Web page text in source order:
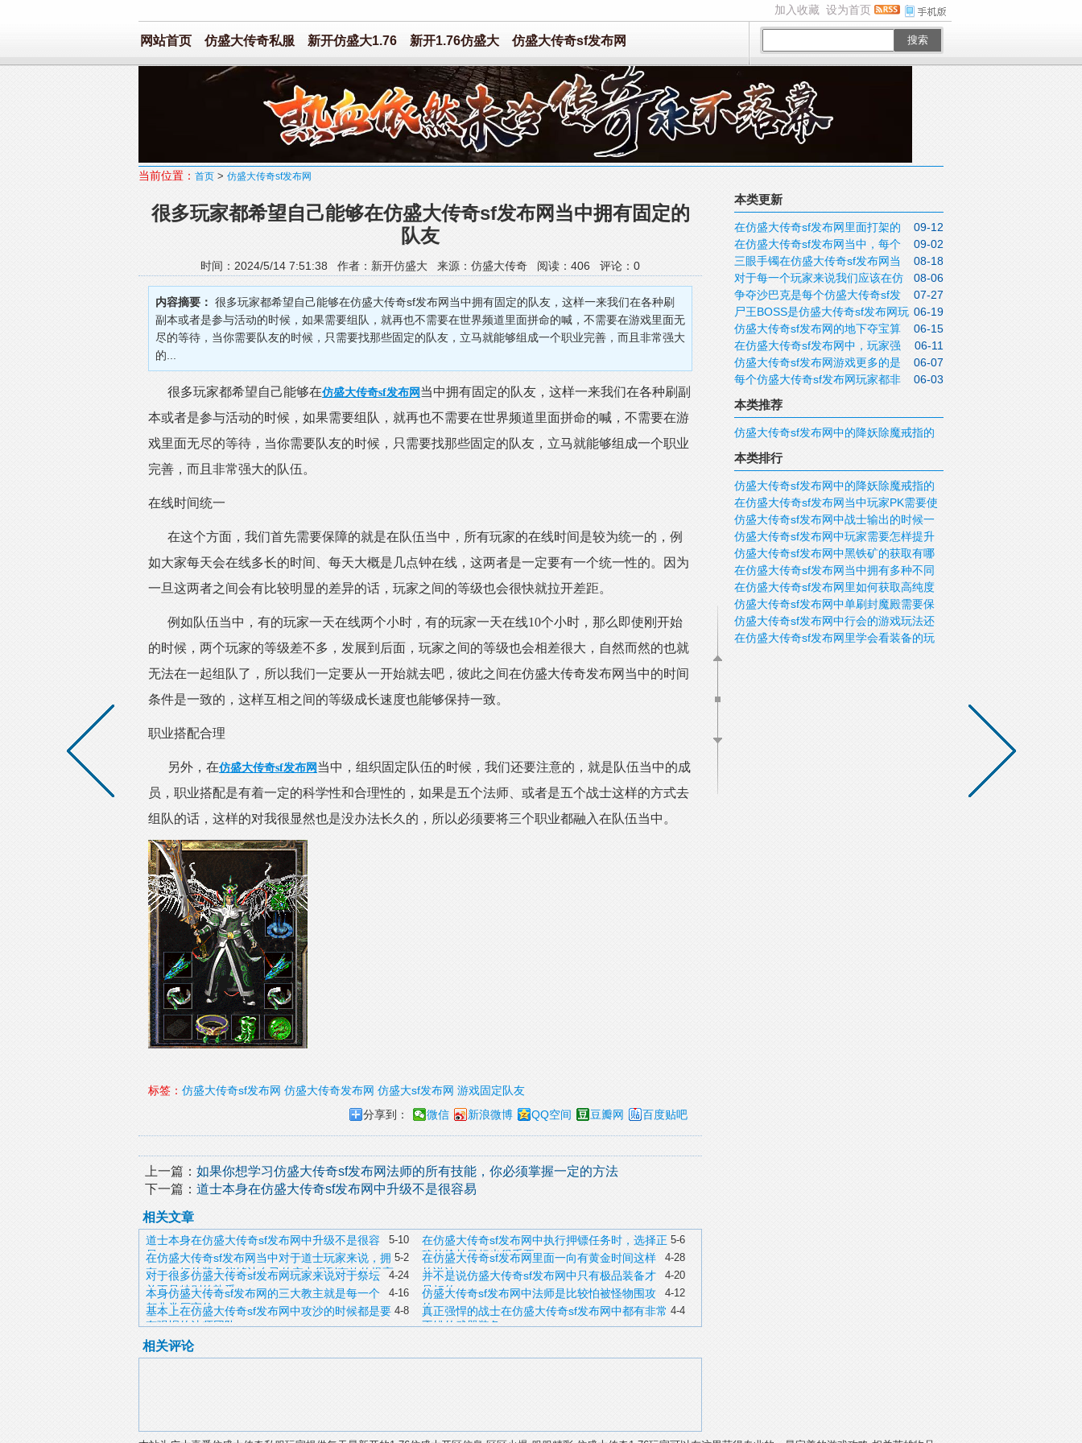
加入收藏 设为首页
搜索
网站首页 仿盛大传奇私服 新开仿盛大1.76 新开1.76仿盛大 仿盛大传奇sf发布网
当前位置： 首页 > 仿盛大传奇sf发布网
很多玩家都希望自己能够在仿盛大传奇sf发布网当中拥有固定的
队友
时间：2024/5/14 7:51:38 作者：新开仿盛大 来源：仿盛大传奇 阅读： 406 评论： 0
内容摘要： 很多玩家都希望自己能够在仿盛大传奇sf发布网当中拥有固定的队友，这样一来我们在各种刷
副本或者是参与活动的时候，如果需要组队，就再也不需要在世界频道里面拼命的喊，不需要在游戏里面无
尽的等待，当你需要队友的时候，只需要找那些固定的队友，立马就能够组成一个职业完善，而且非常强大
的...
很多玩家都希望自己能够在仿盛大传奇sf发布网 当中拥有固定的队友，这样一来我们在各种刷副
本或者是参与活动的时候，如果需要组队，就再也不需要在世界频道里面拼命的喊，不需要在游
戏里面无尽的等待，当你需要队友的时候，只需要找那些固定的队友，立马就能够组成一个职业
完善，而且非常强大的队伍。
在线时间统一
在这个方面，我们首先需要保障的就是在队伍当中，所有玩家的在线时间是较为统一的，例
如大家每天会在线多长的时间、每天大概是几点钟在线，这两者是一定要有一个统一性的。因为
一旦这两者之间会有比较明显的差异的话，玩家之间的等级也会很快就拉开差距。
例如队伍当中，有的玩家一天在线两个小时，有的玩家一天在线10个小时，那么即使刚开始
的时候，两个玩家的等级差不多，发展到后面，玩家之间的等级也会相差很大，自然而然的也就
无法在一起组队了，所以我们一定要从一开始就去吧，彼此之间在仿盛大传奇发布网 当中的时间
条件是一致的，这样互相之间的等级成长速度也能够保持一致。
职业搭配合理
另外，在仿盛大传奇sf发布网 当中，组织固定队伍的时候，我们还要注意的，就是队伍当中的成
员，职业搭配是有着一定的科学性和合理性的，如果是五个法师、或者是五个战士这样的方式去
组队的话，这样的对我很显然也是没办法长久的，所以必须要将三个职业都融入在队伍当中。
标签： 仿盛大传奇sf发布网 仿盛大传奇发布网 仿盛大sf发布网 游戏固定队友
分享到：
微信 新浪微博 QQ空间 豆瓣网 百度贴吧
上一篇： 如果你想学习仿盛大传奇sf发布网法师的所有技能，你必须掌握一定的方法
下一篇： 道士本身在仿盛大传奇sf发布网中升级不是很容易
相关文章
5-10
道士本身在仿盛大传奇sf发布网中升级不是很容
易
5-6
在仿盛大传奇sf发布网中执行押镖任务时，选择正
确的抢劫目标也很重要
5-2
在仿盛大传奇sf发布网当中对于道士玩家来说，拥
有一个好的装备能够让自己的实力得到有效的提高
4-28
在仿盛大传奇sf发布网里面一向有黄金时间这样
的说法
4-24
对于很多仿盛大传奇sf发布网玩家来说对于祭坛
并不是特别的熟悉
4-20
并不是说仿盛大传奇sf发布网中只有极品装备才
是好的
4-16
本身仿盛大传奇sf发布网的三大教主就是每一个
都非常厉害的
4-12
仿盛大传奇sf发布网中法师是比较怕被怪物围攻
的
4-8
基本上在仿盛大传奇sf发布网中攻沙的时候都是要
有强悍的法师团队
4-4
真正强悍的战士在仿盛大传奇sf发布网中都有非常
不错的武器装备
相关评论
本类更新
09-12
在仿盛大传奇sf发布网里面打架的
时候报仇找错人了怎么办？
09-02
在仿盛大传奇sf发布网当中，每个
职业都设计了十几个不同的技能
08-18
三眼手镯在仿盛大传奇sf发布网当
中具备着较好的装备效果
08-06
对于每一个玩家来说我们应该在仿
盛大传奇sf发布网游戏行会中发挥什么
呢？
07-27
争夺沙巴克是每个仿盛大传奇sf发
布网公会的追求
06-19
尸王BOSS是仿盛大传奇sf发布网玩
家在自己的游戏道路上接触到的第一个小
老板
06-15
仿盛大传奇sf发布网的地下夺宝算
得上是竞争最激烈的活动了
06-11
在仿盛大传奇sf发布网中，玩家强
化装备可以有效的提高装备的属性
06-07
仿盛大传奇sf发布网游戏更多的是
为我们得到更好的装备
06-03
每个仿盛大传奇sf发布网玩家都非
常关注黄金格斗
本类推荐
仿盛大传奇sf发布网中的降妖除魔戒指的
能力是很强大的
本类排行
仿盛大传奇sf发布网中的降妖除魔戒指的
能力是很强大的
在仿盛大传奇sf发布网当中玩家PK需要使
用的是什么样的技巧呢？
仿盛大传奇​sf发布网中战士输出的时候一
定要考虑到什么类型的装备更强悍
仿盛大传奇sf发布网中玩家需要怎样提升
自己的团队默契？
仿盛大传奇sf发布网中黑铁矿的获取有哪
两种方法？
在仿盛大传奇sf发布网当中拥有多种不同
的被动技能
在仿盛大传奇sf发布网里如何获取高纯度
黑铁矿石？
仿盛大传奇sf发布网中单刷封魔殿需要保
证物资续航
仿盛大传奇sf发布网中行会的游戏玩法还
是有很多的
在仿盛大传奇sf发布网里学会看装备的玩